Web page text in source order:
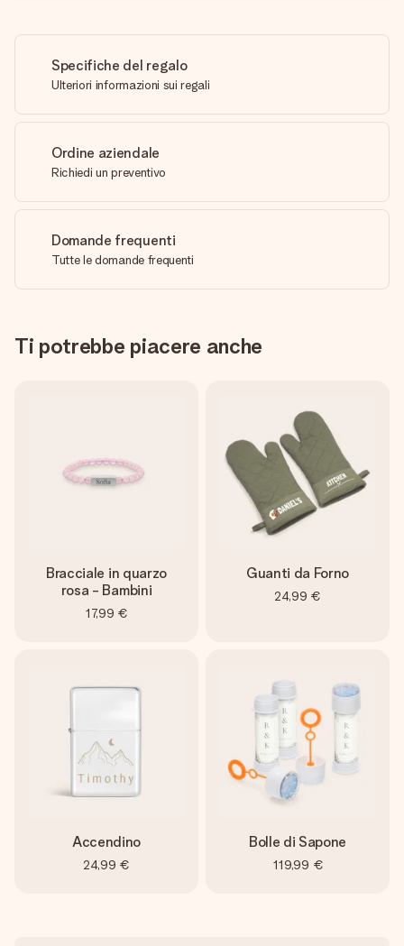
Specifiche del regalo
Ulteriori informazioni sui regali
Ordine aziendale
Richiedi un preventivo
Domande frequenti
Tutte le domande frequenti
Ti potrebbe piacere anche
Bracciale in quarzo
rosa - Bambini
17,99 €
Guanti da Forno
24,99 €
Accendino
24,99 €
Bolle di Sapone
119,99 €